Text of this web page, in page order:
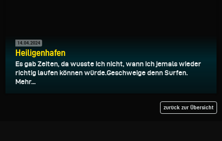
14.04.2024
Heiligenhafen
Es gab Zeiten, da wusste ich nicht, wann ich jemals wieder
richtig laufen können würde.Geschweige denn Surfen.
Mehr...
zurück zur Übersicht